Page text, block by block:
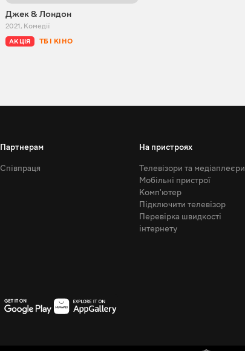
Джек & Лондон
2021, Комедії
АКЦІЯ ТБ І КІНО
Партнерам
Співпраця
На пристроях
Телевізори та медіаплеєри
Мобільні пристрої
Комп'ютер
Підключити телевізор
Перевірка швидкості
інтернету